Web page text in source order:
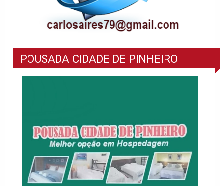
POUSADA CIDADE DE PINHEIRO